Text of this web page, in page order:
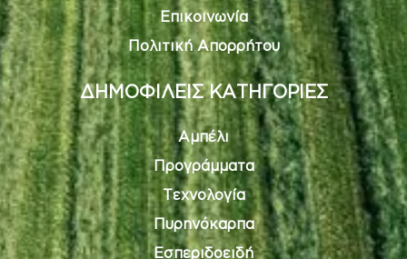
Επικοινωνία
Πολιτική Απορρήτου
ΔΗΜΟΦΙΛΕΙΣ ΚΑΤΗΓΟΡΙΕΣ
Αμπέλι
Προγράμματα
Τεχνολογία
Πυρηνόκαρπα
Εσπεριδοειδή